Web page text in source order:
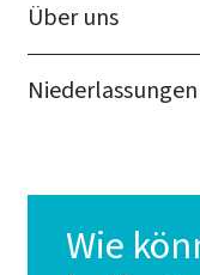
Über uns
Niederlassungen
Wie